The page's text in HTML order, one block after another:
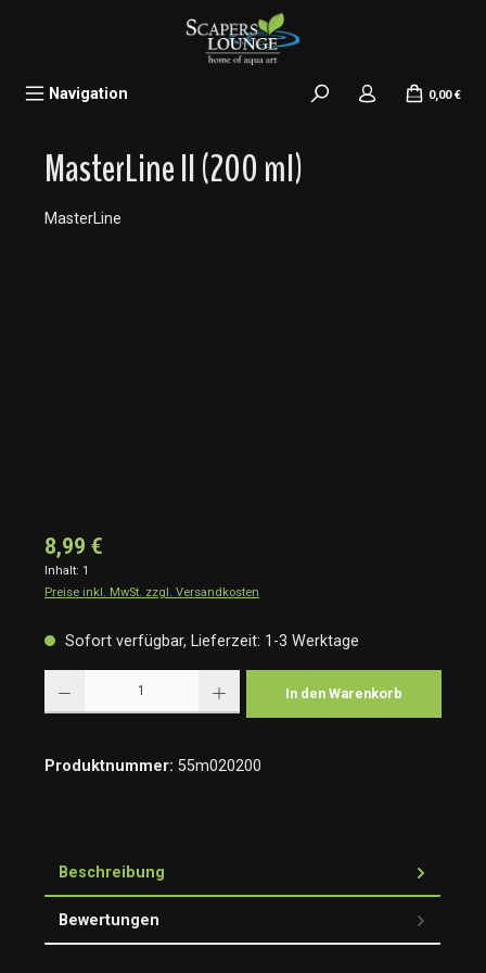
Navigation 0,00 €
MasterLine II (200 ml)
MasterLine
8,99 €
Inhalt: 1
Preise inkl. MwSt. zzgl. Versandkosten
Sofort verfügbar, Lieferzeit: 1-3 Werktage
In den Warenkorb
Produktnummer: 55m020200
Beschreibung
Bewertungen